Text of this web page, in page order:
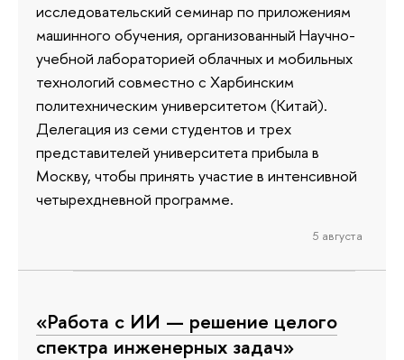
исследовательский семинар по приложениям
машинного обучения, организованный Научно-
учебной лабораторией облачных и мобильных
технологий совместно с Харбинским
политехническим университетом (Китай).
Делегация из семи студентов и трех
представителей университета прибыла в
Москву, чтобы принять участие в интенсивной
четырехдневной программе.
5 августа
«Работа с ИИ — решение целого
спектра инженерных задач»